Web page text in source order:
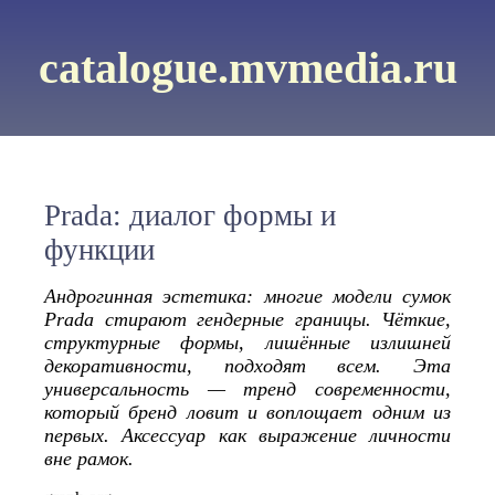
catalogue.mvmedia.ru
Prada: диалог формы и
функции
Андрогинная эстетика: многие модели сумок
Prada стирают гендерные границы. Чёткие,
структурные формы, лишённые излишней
декоративности, подходят всем. Эта
универсальность — тренд современности,
который бренд ловит и воплощает одним из
первых. Аксессуар как выражение личности
вне рамок.